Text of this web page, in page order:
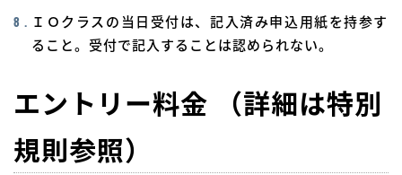
ＩＯクラスの当日受付は、記入済み申込用紙を持参す
ること。受付で記入することは認められない。
エントリー料金 （詳細は特別
規則参照）